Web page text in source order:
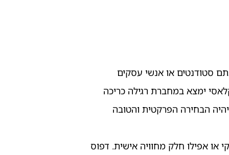
סטודנטים או אנשי עסקים
ימצא במחברת רגילה כריכה
הבחירה הפרקטית והטובה
או אפילו חלק מחוויה אישית. דפוס